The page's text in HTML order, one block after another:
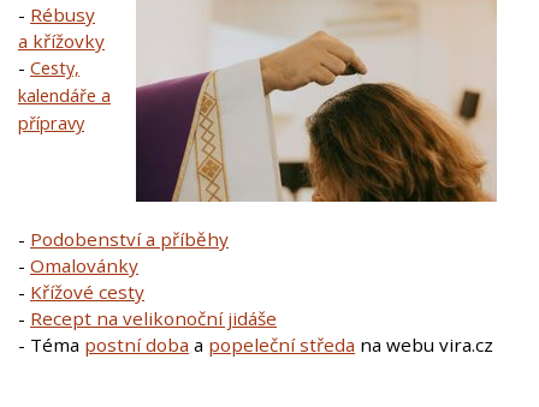
- Rébusy
a křížovky
- Cesty,
kalendáře a
přípravy
- Podobenství a příběhy
- Omalovánky
- Křížové cesty
- Recept na velikonoční jidáše
- Téma postní doba a popeleční středa na webu vira.cz